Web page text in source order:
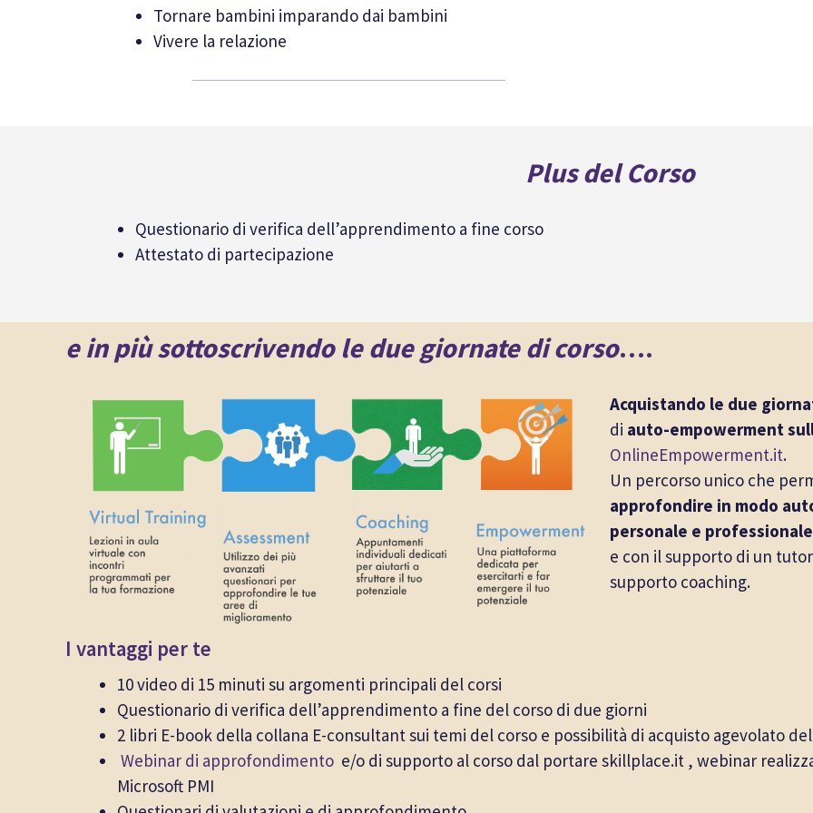
Tornare bambini imparando dai bambini
Vivere la relazione
Plus del Corso
Questionario di verifica dell’apprendimento a fine corso
Attestato di partecipazione
e in più sottoscrivendo le due giornate di corso….
Acquistando le due
di auto-empowerment
OnlineEmpowerment.it.
Un percorso unico che
approfondire in modo
personale e professionale
e con il supporto di un
supporto coaching.
I vantaggi per te
10 video di 15 minuti su argomenti principali del corsi
Questionario di verifica dell’apprendimento a fine del corso di due giorni
2 libri E-book della collana E-consultant sui temi del corso e possibilità di acquisto agevolato
Webinar di approfondimento e/o di supporto al corso dal portare skillplace.it , webinar
Microsoft PMI